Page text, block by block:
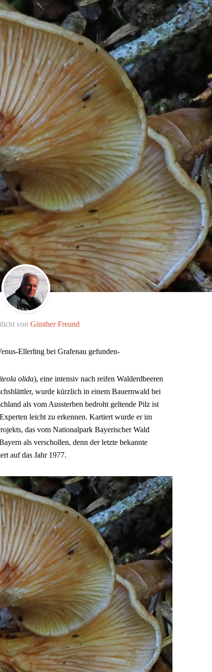
von Günther Freund
Ellerling bei Grafenau gefunden-
olida), eine intensiv nach reifen Walderdbeeren
wurde kürzlich in einem Bauernwald bei
als vom Aussterben bedroht geltende Pilz ist
leicht zu erkennen. Kartiert wurde er im
das vom Nationalpark Bayerischer Wald
als verschollen, denn der letzte bekannte
auf das Jahr 1977.